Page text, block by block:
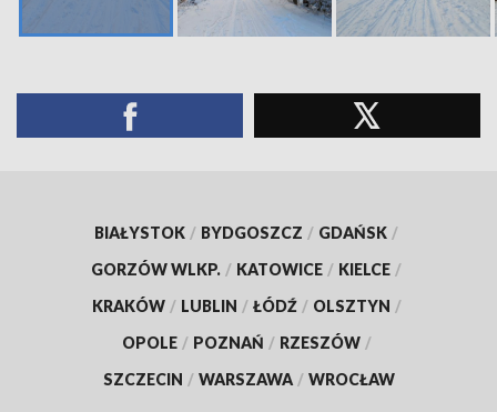
BIAŁYSTOK / BYDGOSZCZ / GDAŃSK /
GORZÓW WLKP. / KATOWICE / KIELCE /
KRAKÓW / LUBLIN / ŁÓDŹ / OLSZTYN /
OPOLE / POZNAŃ / RZESZÓW /
SZCZECIN / WARSZAWA / WROCŁAW